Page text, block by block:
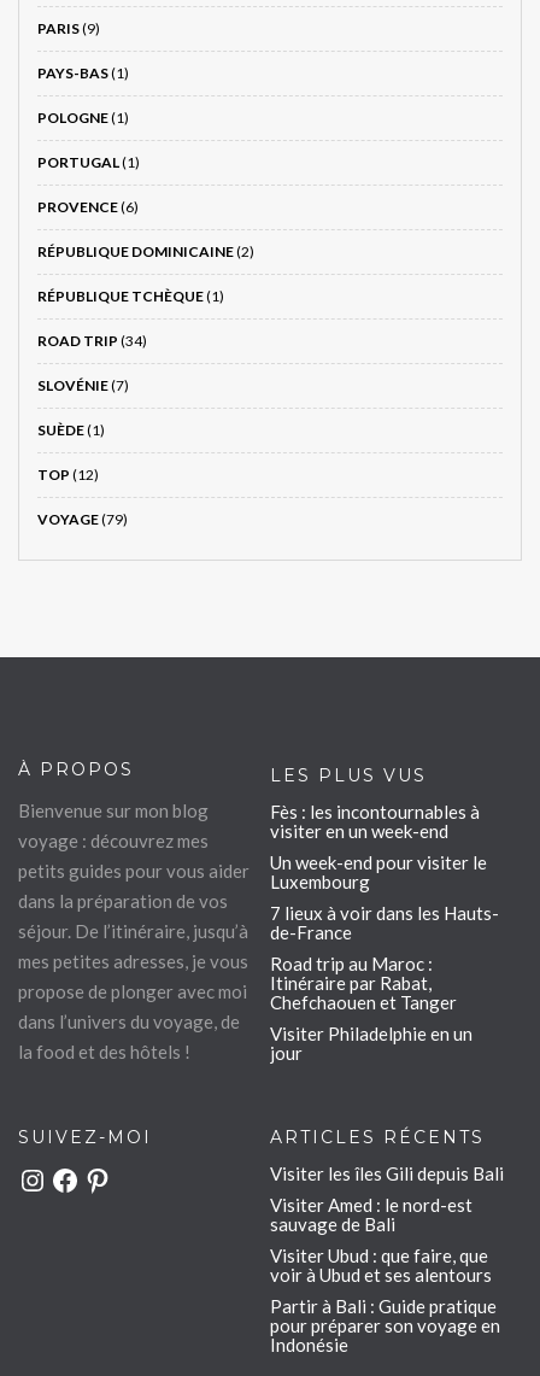
PARIS(9)
PAYS-BAS(1)
POLOGNE(1)
PORTUGAL(1)
PROVENCE(6)
RÉPUBLIQUE DOMINICAINE(2)
RÉPUBLIQUE TCHÈQUE(1)
ROAD TRIP (34)
SLOVÉNIE(7)
SUÈDE(1)
TOP (12)
VOYAGE(79)
À PROPOS
Bienvenue sur mon blog
voyage : découvrez mes
petits guides pour vous aider
dans la préparation de vos
séjour. De l’itinéraire, jusqu’à
mes petites adresses, je vous
propose de plonger avec moi
dans l’univers du voyage, de
la food et des hôtels !
LES PLUS VUS
Fès : les incontournables à
visiter en un week-end
Un week-end pour visiter le
Luxembourg
7 lieux à voir dans les Hauts-
de-France
Road trip au Maroc :
Itinéraire par Rabat,
Chefchaouen et Tanger
Visiter Philadelphie en un
jour
SUIVEZ-MOI
Instagram
FacebookPinterest
ARTICLES RÉCENTS
Visiter les îles Gili depuis Bali
Visiter Amed : le nord-est
sauvage de Bali
Visiter Ubud : que faire, que
voir à Ubud et ses alentours
Partir à Bali : Guide pratique
pour préparer son voyage en
Indonésie